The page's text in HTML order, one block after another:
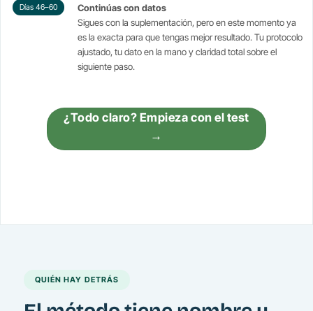
Días 46–60
Continúas con datos
Sigues con la suplementación, pero en este momento ya
es la exacta para que tengas mejor resultado. Tu protocolo
ajustado, tu dato en la mano y claridad total sobre el
siguiente paso.
¿Todo claro? Empieza con el test
→
QUIÉN HAY DETRÁS